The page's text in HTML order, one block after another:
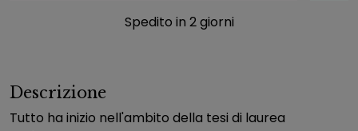
Spedito in 2 giorni
Descrizione
Tutto ha inizio nell'ambito della tesi di laurea